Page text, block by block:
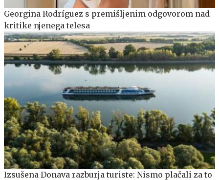
Georgina Rodríguez s premišljenim odgovorom nad
kritike njenega telesa
Izsušena Donava razburja turiste: Nismo plačali za to